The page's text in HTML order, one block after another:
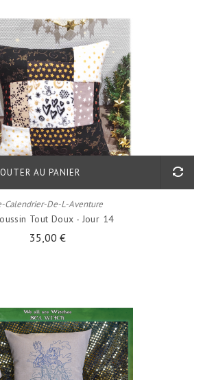
Calendrier-De-L-Aventure
Tout Doux - Jour 14
35,00 €
AU PANIER